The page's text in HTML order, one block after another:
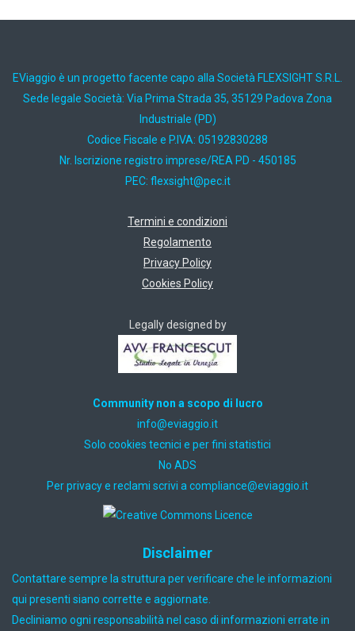
EViaggio è un progetto facente capo alla Società FLEXSIGHT S.R.L.
Sede legale Società: Via Prima Strada 35, 35129 Padova Zona
Industriale (PD)
Codice Fiscale e P.IVA: 05192830288
Nr. Iscrizione registro imprese/REA PD - 450185
PEC: ti.cep@thgisxelf
Termini e condizioni
Regolamento
Privacy Policy
Cookies Policy
Legally designed by
Community non a scopo di lucro
ti.oiggaive@ofni
Solo cookies tecnici e per fini statistici
No ADS
Per privacy e reclami scrivi a ti.oiggaive@ecnailpmoc
Disclaimer
Contattare sempre la struttura per verificare che le informazioni
qui presenti siano corrette e aggiornate.
Decliniamo ogni responsabilità nel caso di informazioni errate in